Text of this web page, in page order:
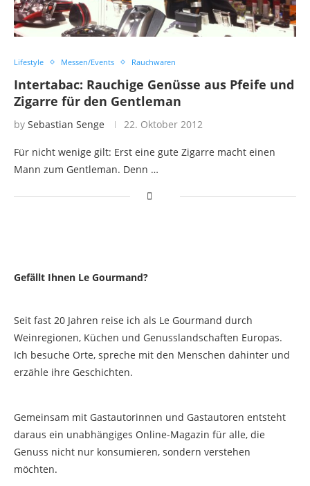
Lifestyle Messen/Events Rauchwaren
Intertabac: Rauchige Genüsse aus Pfeife und
Zigarre für den Gentleman
by Sebastian Senge 22. Oktober 2012
Für nicht wenige gilt: Erst eine gute Zigarre macht einen
Mann zum Gentleman. Denn …
Gefällt Ihnen Le Gourmand?
Seit fast 20 Jahren reise ich als Le Gourmand durch
Weinregionen, Küchen und Genusslandschaften Europas.
Ich besuche Orte, spreche mit den Menschen dahinter und
erzähle ihre Geschichten.
Gemeinsam mit Gastautorinnen und Gastautoren entsteht
daraus ein unabhängiges Online-Magazin für alle, die
Genuss nicht nur konsumieren, sondern verstehen
möchten.